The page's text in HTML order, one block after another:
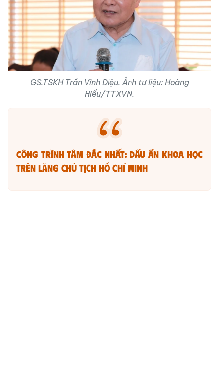
GS.TSKH Trần Vĩnh Diệu. Ảnh tư liệu: Hoàng
Hiếu/TTXVN.
Công trình tâm đắc nhất: Dấu ấn khoa học
trên Lăng Chủ tịch Hồ Chí Minh